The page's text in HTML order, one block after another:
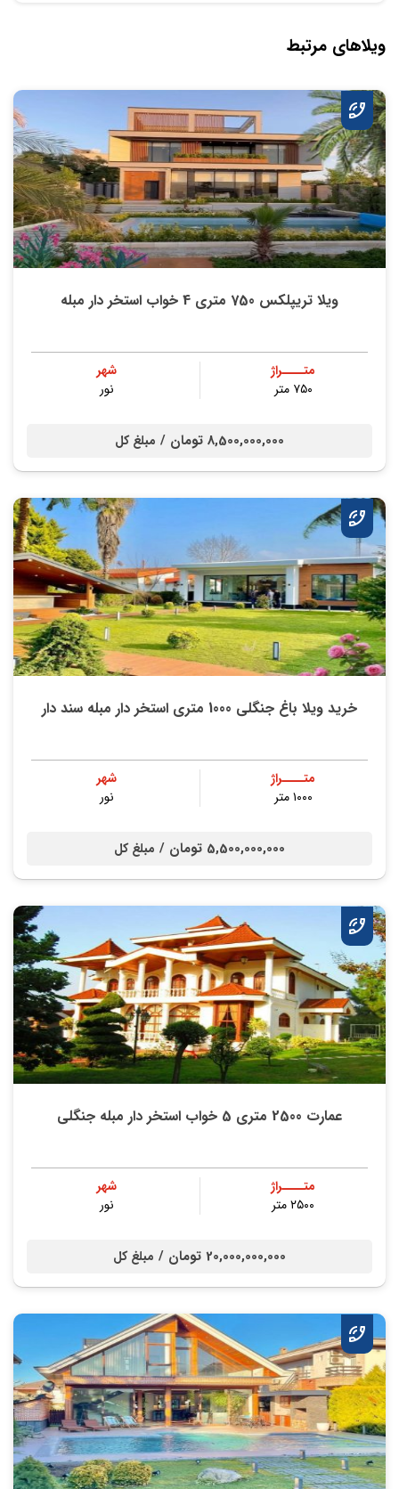
ویلاهای مرتبط
ویلا تریپلکس 750 متری 4 خواب استخر دار مبله
متــــراژ
۷۵۰ متر
شهر
نور
8,500,000,000 تومان / مبلغ کل
خرید ویلا باغ جنگلی 1000 متری استخر دار مبله سند دار
متــــراژ
۱۰۰۰ متر
شهر
نور
5,500,000,000 تومان / مبلغ کل
عمارت 2500 متری 5 خواب استخر دار مبله جنگلی
متــــراژ
۲۵۰۰ متر
شهر
نور
20,000,000,000 تومان / مبلغ کل